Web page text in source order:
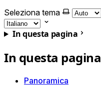
Seleziona tema
In questa pagina
In questa pagina
Panoramica